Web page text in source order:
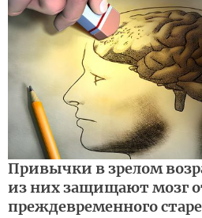
Привычки в зрелом
из них защищают мозг
преждевременного